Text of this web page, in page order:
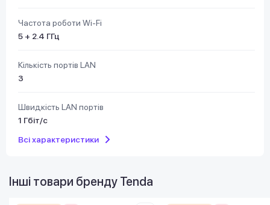
Частота роботи Wi-Fi
5 + 2.4 ГГц
Кількість портів LAN
3
Швидкість LAN портів
1 Гбіт/с
Всі характеристики
Інші товари бренду Tenda